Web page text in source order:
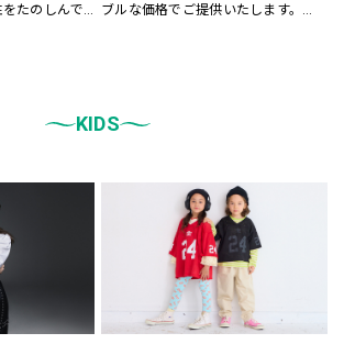
たのしんで
いと考えてい
ブルな価格でご提供いたします。
などをゾーンに分けて配置し、広
す。
どうぞご来店ください。
KIDS